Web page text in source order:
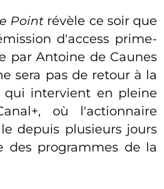
Point révèle ce soir que
d'access prime-
par Antoine de Caunes
sera pas de retour à la
qui intervient en pleine
où l'actionnaire
depuis plusieurs jours
des programmes de la